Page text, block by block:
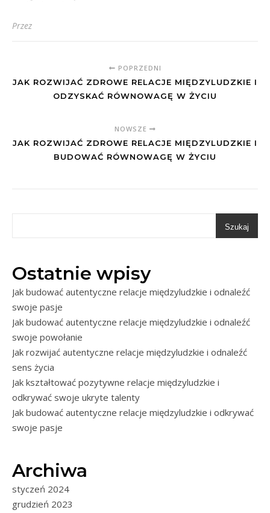
Przez
POPRZEDNI
JAK ROZWIJAĆ ZDROWE RELACJE MIĘDZYLUDZKIE I
ODZYSKAĆ RÓWNOWAGĘ W ŻYCIU
NOWSZE
JAK ROZWIJAĆ ZDROWE RELACJE MIĘDZYLUDZKIE I
BUDOWAĆ RÓWNOWAGĘ W ŻYCIU
Szukaj
Ostatnie wpisy
Jak budować autentyczne relacje międzyludzkie i odnaleźć
swoje pasje
Jak budować autentyczne relacje międzyludzkie i odnaleźć
swoje powołanie
Jak rozwijać autentyczne relacje międzyludzkie i odnaleźć
sens życia
Jak kształtować pozytywne relacje międzyludzkie i
odkrywać swoje ukryte talenty
Jak budować autentyczne relacje międzyludzkie i odkrywać
swoje pasje
Archiwa
styczeń 2024
grudzień 2023